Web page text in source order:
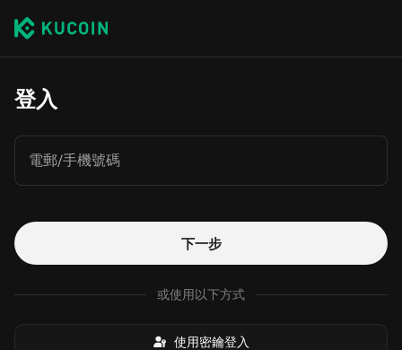
登入
電郵/手機號碼
下一步
或使用以下方式
使用密鑰登入